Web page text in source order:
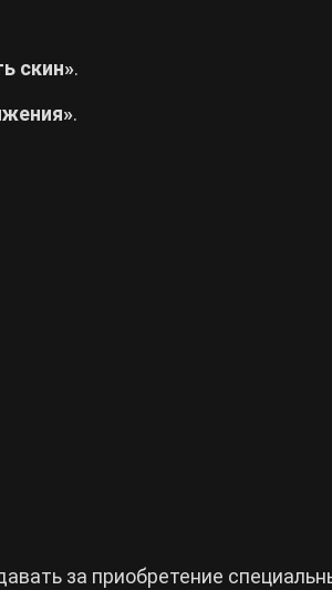
скин».
.
за приобретение